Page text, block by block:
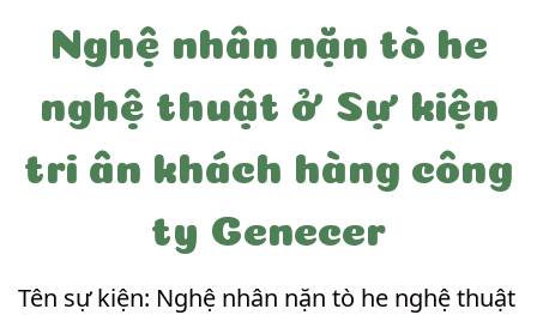
Nghệ nhân nặn tò he
nghệ thuật ở Sự kiện
tri ân khách hàng công
ty Genecer
Tên sự kiện: Nghệ nhân nặn tò he nghệ thuật